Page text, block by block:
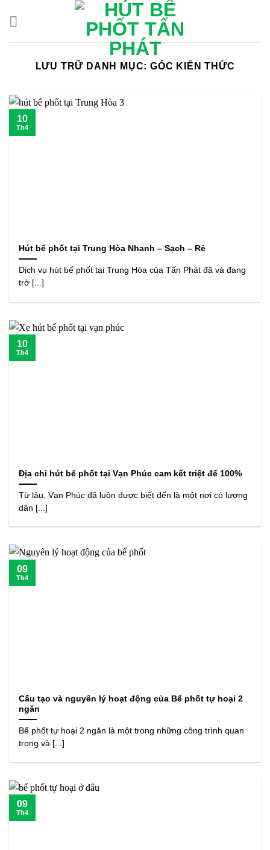
LƯU TRỮ DANH MỤC: GÓC KIẾN THỨC
Hút bể phốt tại Trung Hòa Nhanh – Sạch – Rẻ
Dịch vụ hút bể phốt tại Trung Hòa của Tấn Phát đã và đang
trở [...]
10
Th4
Địa chỉ hút bể phốt tại Vạn Phúc cam kết triệt để 100%
Từ lâu, Vạn Phúc đã luôn được biết đến là một nơi có lượng
dân [...]
10
Th4
Cấu tạo và nguyên lý hoạt động của Bể phốt tự hoại 2
ngăn
Bể phốt tự hoại 2 ngăn là một trong những công trình quan
trọng và [...]
09
Th4
09
Th4